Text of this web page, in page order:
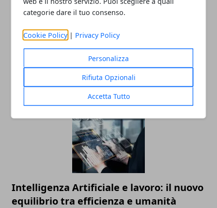
categorie dare il tuo consenso.
Cookie Policy | Privacy Policy
Personalizza
Rifiuta Opzionali
Accetta Tutto
La Formula 1 nel 2025: tecnologia,
strategie e nuove frontiere della
Intelligenza Artificiale e lavoro: il nuovo
equilibrio tra efficienza e umanità